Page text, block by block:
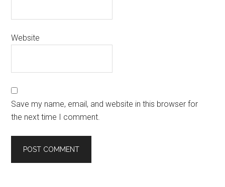
Website
Save my name, email, and website in this browser for
the next time I comment.